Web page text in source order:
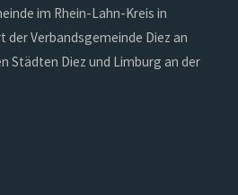
im Rhein-Lahn-Kreis in
der Verbandsgemeinde Diez an
Städten Diez und Limburg an der